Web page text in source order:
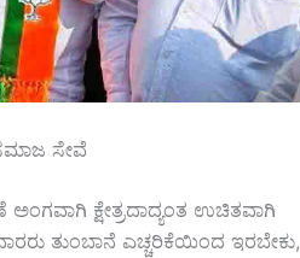
ಸೇವೆ
ಕ್ಷೇತ್ರದಾದ್ಯಂತ ಉಚಿತವಾಗಿ
ತುಂಬಾನೆ ಎಚ್ಚರಿಕೆಯಿಂದ ಇರಬೇಕು,